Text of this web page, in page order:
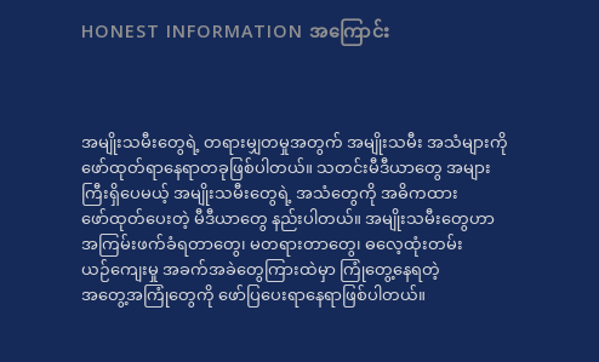
HONEST INFORMATION အကြောင်း
အမျိုးသမီးတွေရဲ့ တရားမျှတမှုအတွက် အမျိုးသမီး အသံများကို
ဖော်ထုတ်ရာနေရာတခုဖြစ်ပါတယ်။ သတင်းမီဒီယာတွေ အများ
ကြီးရှိပေမယ့် အမျိုးသမီးတွေရဲ့ အသံတွေကို အဓိကထား
ဖော်ထုတ်ပေးတဲ့ မီဒီယာတွေ နည်းပါတယ်။ အမျိုးသမီးတွေဟာ
အကြမ်းဖက်ခံရတာတွေ၊ မတရားတာတွေ၊ ဓလေ့ထုံးတမ်း
ယဉ်ကျေးမှု အခက်အခဲတွေကြားထဲမှာ ကြုံတွေ့နေရတဲ့
အတွေ့အကြုံတွေကို ဖော်ပြပေးရာနေရာဖြစ်ပါတယ်။